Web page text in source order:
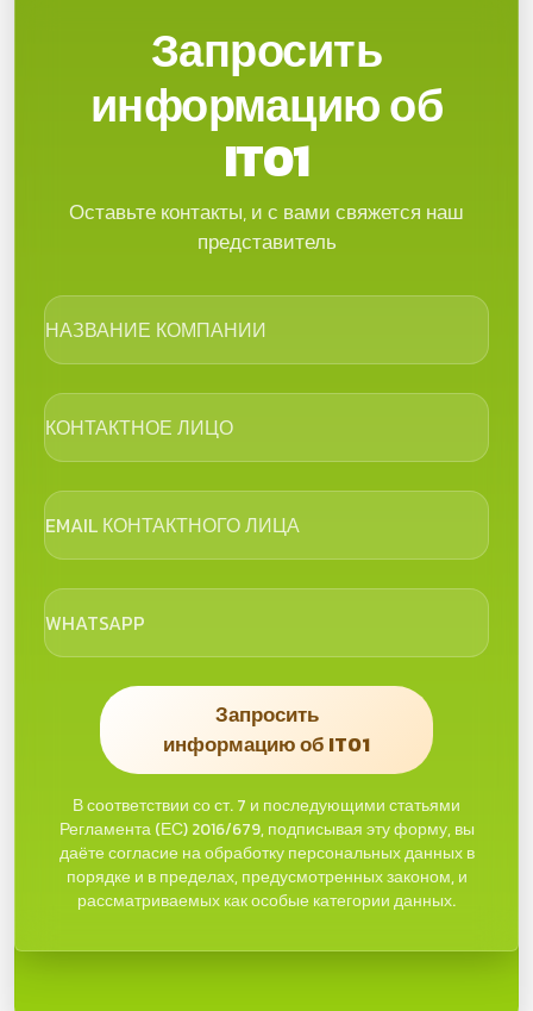
Запросить
информацию об
IT01
Оставьте контакты, и с вами свяжется наш
представитель
НАЗВАНИЕ КОМПАНИИ
КОНТАКТНОЕ ЛИЦО
EMAIL КОНТАКТНОГО ЛИЦА
WHATSAPP
Запросить
информацию об IT01
В соответствии со ст. 7 и последующими статьями
Регламента (ЕС) 2016/679, подписывая эту форму, вы
даёте согласие на обработку персональных данных в
порядке и в пределах, предусмотренных законом, и
рассматриваемых как особые категории данных.